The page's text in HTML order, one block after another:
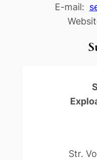
E-mail:
Str.